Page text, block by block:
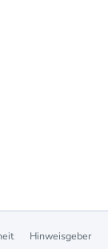
Hinweisgeber